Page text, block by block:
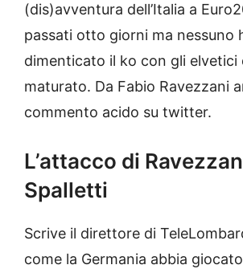
(dis)avventura dell’Italia a
passati otto giorni ma nessuno
dimenticato il ko con gli elvetici
maturato. Da Fabio Ravezzani
commento acido su twitter.
L’attacco di
Spalletti
Scrive il direttore di
come la Germania abbia